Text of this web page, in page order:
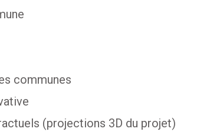
communes
(projections 3D du projet)